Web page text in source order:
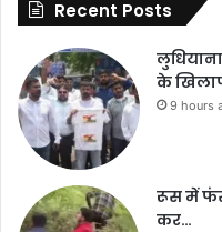
Recent Posts
के
9 hours
रूस में
कर…